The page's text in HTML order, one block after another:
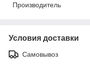
Производитель
Условия доставки
Самовывоз